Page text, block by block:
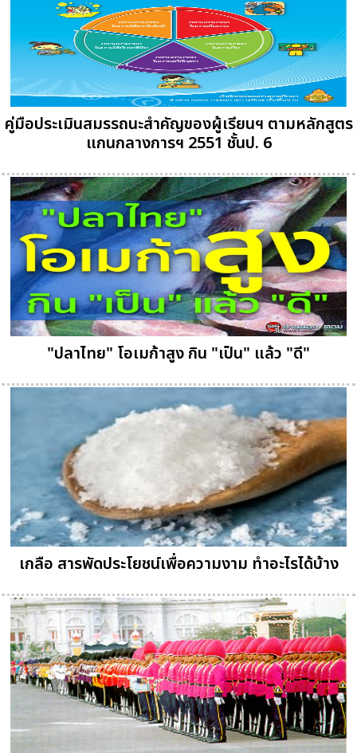
คู่มือประเมินสมรรถนะสำคัญของผู้เรียนฯ ตามหลักสูตร
แกนกลางการฯ 2551 ชั้นป. 6
"ปลาไทย" โอเมก้าสูง กิน "เป็น" แล้ว "ดี"
เกลือ สารพัดประโยชน์เพื่อความงาม ทำอะไรได้บ้าง